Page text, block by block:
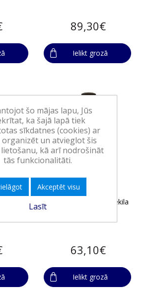
89,30€
Ielikt grozā
tekila
MI CAMPO Blanco tekila
63,10€
Ielikt grozā
šo mājas lapu, Jūs
ka šajā lapā tiek
sīkdatnes (cookies) ar
organizēt un atvieglot šis
kā arī nodrošināt
tās funkcionalitāti.
Akceptēt visu
Lasīt